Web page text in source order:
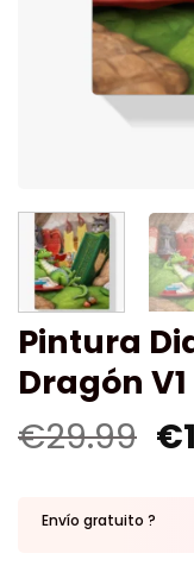
Pintura
Dragón V1
€29.99 €
Envío gratuito ?